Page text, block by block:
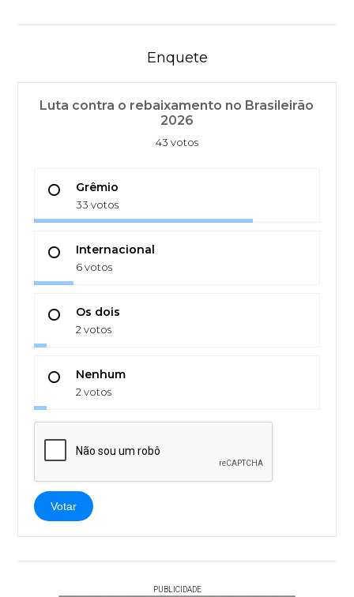
Enquete
Luta contra o rebaixamento no Brasileirão
2026
43 votos
Grêmio
33 votos
Internacional
6 votos
Os dois
2 votos
Nenhum
2 votos
Votar
PUBLICIDADE